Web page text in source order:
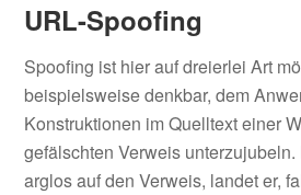
URL-Spoofing
Spoofing ist hier auf dreierlei Art
beispielsweise denkbar, dem
Konstruktionen im Quelltext einer
gefälschten Verweis
arglos auf den Verweis, landet er,